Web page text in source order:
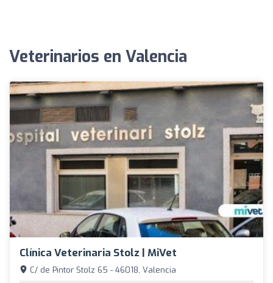
Veterinarios en Valencia
Clínica Veterinaria Stolz | MiVet
C/ de Pintor Stolz 65 - 46018, Valencia